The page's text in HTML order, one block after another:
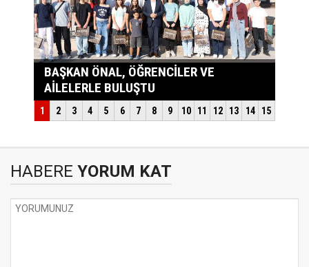
HABERE YORUM KAT